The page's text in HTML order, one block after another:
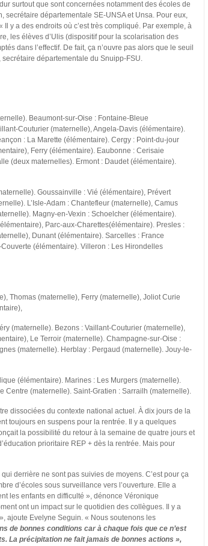
surtout que sont concernées notamment des écoles de
départementale SE-UNSA et Unsa. Pour eux,
y a des endroits où c’est très compliqué. Par exemple, à
les élèves d’Ulis (dispositif pour la scolarisation des
dans l’effectif. De fait, ça n’ouvre pas alors que le seuil
départementale du Snuipp-FSU.
Beaumont-sur-Oise : Fontaine-Bleue
Couturier (maternelle), Angela-Davis (élémentaire).
: La Marette (élémentaire). Cergy : Point-du-jour
Ferry (élémentaire). Eaubonne : Cerisaie
(deux maternelles). Ermont : Daudet (élémentaire).
Goussainville : Vié (élémentaire), Prévert
L’Isle-Adam : Chantefleur (maternelle), Camus
Magny-en-Vexin : Schoelcher (élémentaire).
Parc-aux-Charettes(élémentaire). Presles :
Dunant (élémentaire). Sarcelles : France
(élémentaire). Villeron : Les Hirondelles
Thomas (maternelle), Ferry (maternelle), Joliot Curie
(maternelle). Bezons : Vaillant-Couturier (maternelle),
Le Terroir (maternelle). Champagne-sur-Oise :
(maternelle). Herblay : Pergaud (maternelle). Jouy-le-
(élémentaire). Marines : Les Murgers (maternelle).
(maternelle). Saint-Gratien : Sarrailh (maternelle).
dissociées du contexte national actuel. À dix jours de la
toujours en suspens pour la rentrée. Il y a quelques
la possibilité du retour à la semaine de quatre jours et
prioritaire REP + dès la rentrée. Mais pour
derrière ne sont pas suivies de moyens. C’est pour ça
d’écoles sous surveillance vers l’ouverture. Elle a
les enfants en difficulté », dénonce Véronique
ont un impact sur le quotidien des collègues. Il y a
ajoute Evelyne Seguin. « Nous soutenons les
de bonnes conditions car à chaque fois que ce n’est
La précipitation ne fait jamais de bonnes actions »,